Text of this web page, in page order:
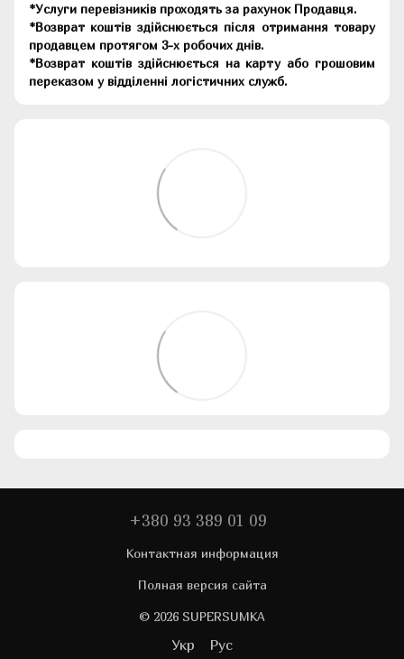
*Услуги перевізників проходять за рахунок Продавця.
*Возврат коштів здійснюється після отримання товару
продавцем протягом 3-х робочих днів.
*Возврат коштів здійснюється на карту або грошовим
переказом у відділенні логістичних служб.
+380 93 389 01 09
Контактная информация
Полная версия сайта
© 2026 SUPERSUMKA
Укр Рус